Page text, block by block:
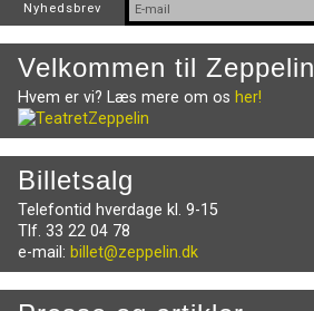
Nyhedsbrev
Velkommen til Zeppelin
Hvem er vi? Læs mere om os her!
Billetsalg
Telefontid hverdage kl. 9-15
Tlf. 33 22 04 78
e-mail: billet@zeppelin.dk